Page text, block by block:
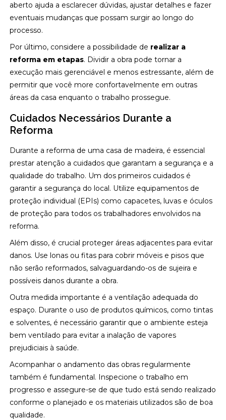
aberto ajuda a esclarecer dúvidas, ajustar detalhes e fazer
eventuais mudanças que possam surgir ao longo do
processo.
Por último, considere a possibilidade de realizar a
reforma em etapas. Dividir a obra pode tornar a
execução mais gerenciável e menos estressante, além de
permitir que você more confortavelmente em outras
áreas da casa enquanto o trabalho prossegue.
Cuidados Necessários Durante a
Reforma
Durante a reforma de uma casa de madeira, é essencial
prestar atenção a cuidados que garantam a segurança e a
qualidade do trabalho. Um dos primeiros cuidados é
garantir a segurança do local. Utilize equipamentos de
proteção individual (EPIs) como capacetes, luvas e óculos
de proteção para todos os trabalhadores envolvidos na
reforma.
Além disso, é crucial proteger áreas adjacentes para evitar
danos. Use lonas ou fitas para cobrir móveis e pisos que
não serão reformados, salvaguardando-os de sujeira e
possíveis danos durante a obra.
Outra medida importante é a ventilação adequada do
espaço. Durante o uso de produtos químicos, como tintas
e solventes, é necessário garantir que o ambiente esteja
bem ventilado para evitar a inalação de vapores
prejudiciais à saúde.
Acompanhar o andamento das obras regularmente
também é fundamental. Inspecione o trabalho em
progresso e assegure-se de que tudo está sendo realizado
conforme o planejado e os materiais utilizados são de boa
qualidade.